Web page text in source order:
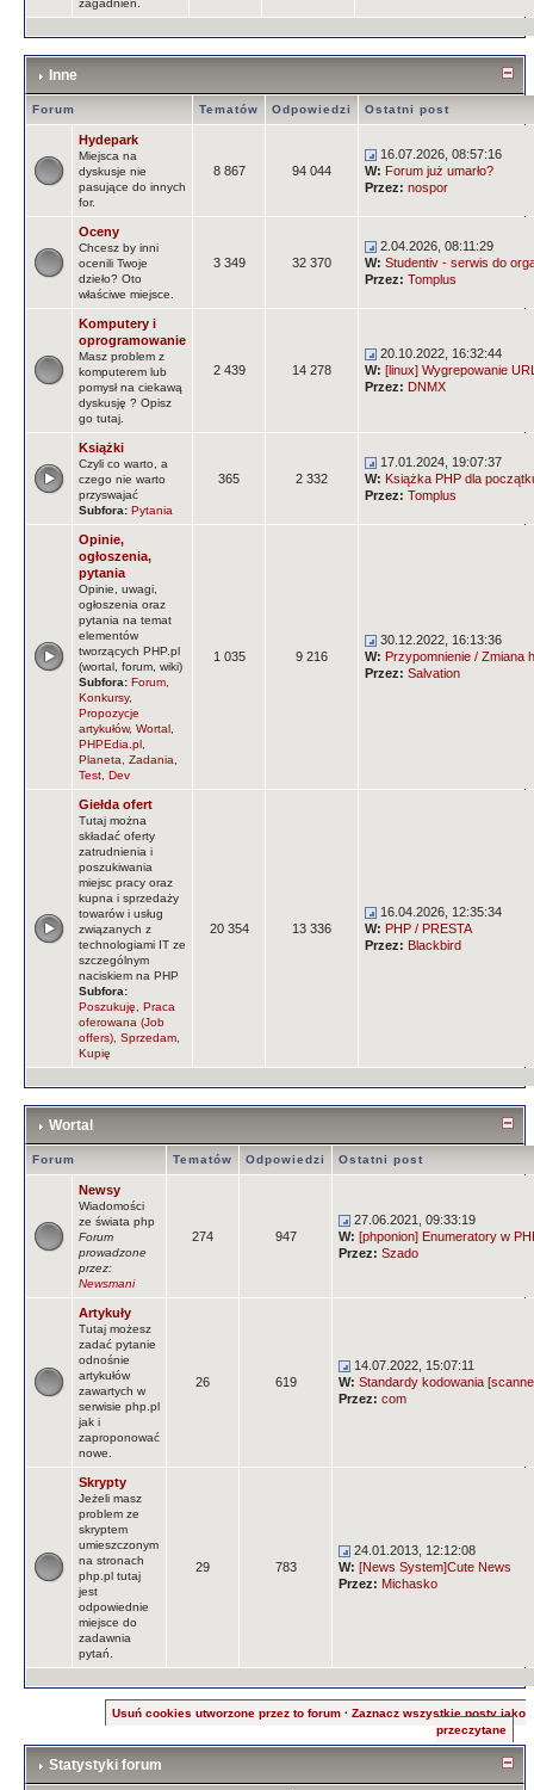
zagadnień.
Inne
Forum Tematów Odpowiedzi Ostatni post
Hydepark
Miejsca na
dyskusje nie
pasujące do innych
for.
8 867 94 044
16.07.2026, 08:57:16
W: Forum już umarło?
Przez: nospor
Oceny
Chcesz by inni
ocenili Twoje
dzieło? Oto
właściwe miejsce.
3 349 32 370
2.04.2026, 08:11:29
W: Studentiv - serwis do
Przez: Tomplus
Komputery i
oprogramowanie
Masz problem z
komputerem lub
pomysł na ciekawą
dyskusję ? Opisz
go tutaj.
2 439 14 278
20.10.2022, 16:32:44
W: [linux] Wygrepowanie
Przez: DNMX
Książki
Czyli co warto, a
czego nie warto
przyswajać
Subfora: Pytania
365 2 332
17.01.2024, 19:07:37
W: Książka PHP dla
Przez: Tomplus
Opinie,
ogłoszenia,
pytania
Opinie, uwagi,
ogłoszenia oraz
pytania na temat
elementów
tworzących PHP.pl
(wortal, forum, wiki)
Subfora: Forum
Konkursy,
Propozycje
artykułów, Wortal
PHPEdia.pl
Planeta
Zadania
Test Dev
1 035 9 216
30.12.2022, 16:13:36
W: Przypomnienie / Zmiana
Przez: Salvation
Giełda ofert
Tutaj można
składać oferty
zatrudnienia i
poszukiwania
miejsc pracy oraz
kupna i sprzedaży
towarów i usług
związanych z
technologiami IT ze
szczególnym
naciskiem na PHP
Subfora:
Poszukuję
Praca
oferowana (Job
offers) Sprzedam
Kupię
20 354 13 336
16.04.2026, 12:35:34
W: PHP / PRESTA
Przez: Blackbird
Wortal
Forum Tematów Odpowiedzi Ostatni post
Newsy
Wiadomości
ze świata php
Forum
prowadzone
przez:
Newsmani
274 947
27.06.2021, 09:33:19
W: [phponion] Enumeratory w
Przez: Szado
Artykuły
Tutaj możesz
zadać pytanie
odnośnie
artykułów
zawartych w
serwisie php.pl
jak i
zaproponować
nowe.
26 619
14.07.2022, 15:07:11
W: Standardy kodowania
Przez: com
Skrypty
Jeżeli masz
problem ze
skryptem
umieszczonym
na stronach
php.pl tutaj
jest
odpowiednie
miejsce do
zadawnia
pytań.
29 783
24.01.2013, 12:12:08
W: [News System]Cute News
Przez: Michasko
Usuń cookies utworzone przez to forum ·Zaznacz wszystkie posty jako
przeczytane
Statystyki forum